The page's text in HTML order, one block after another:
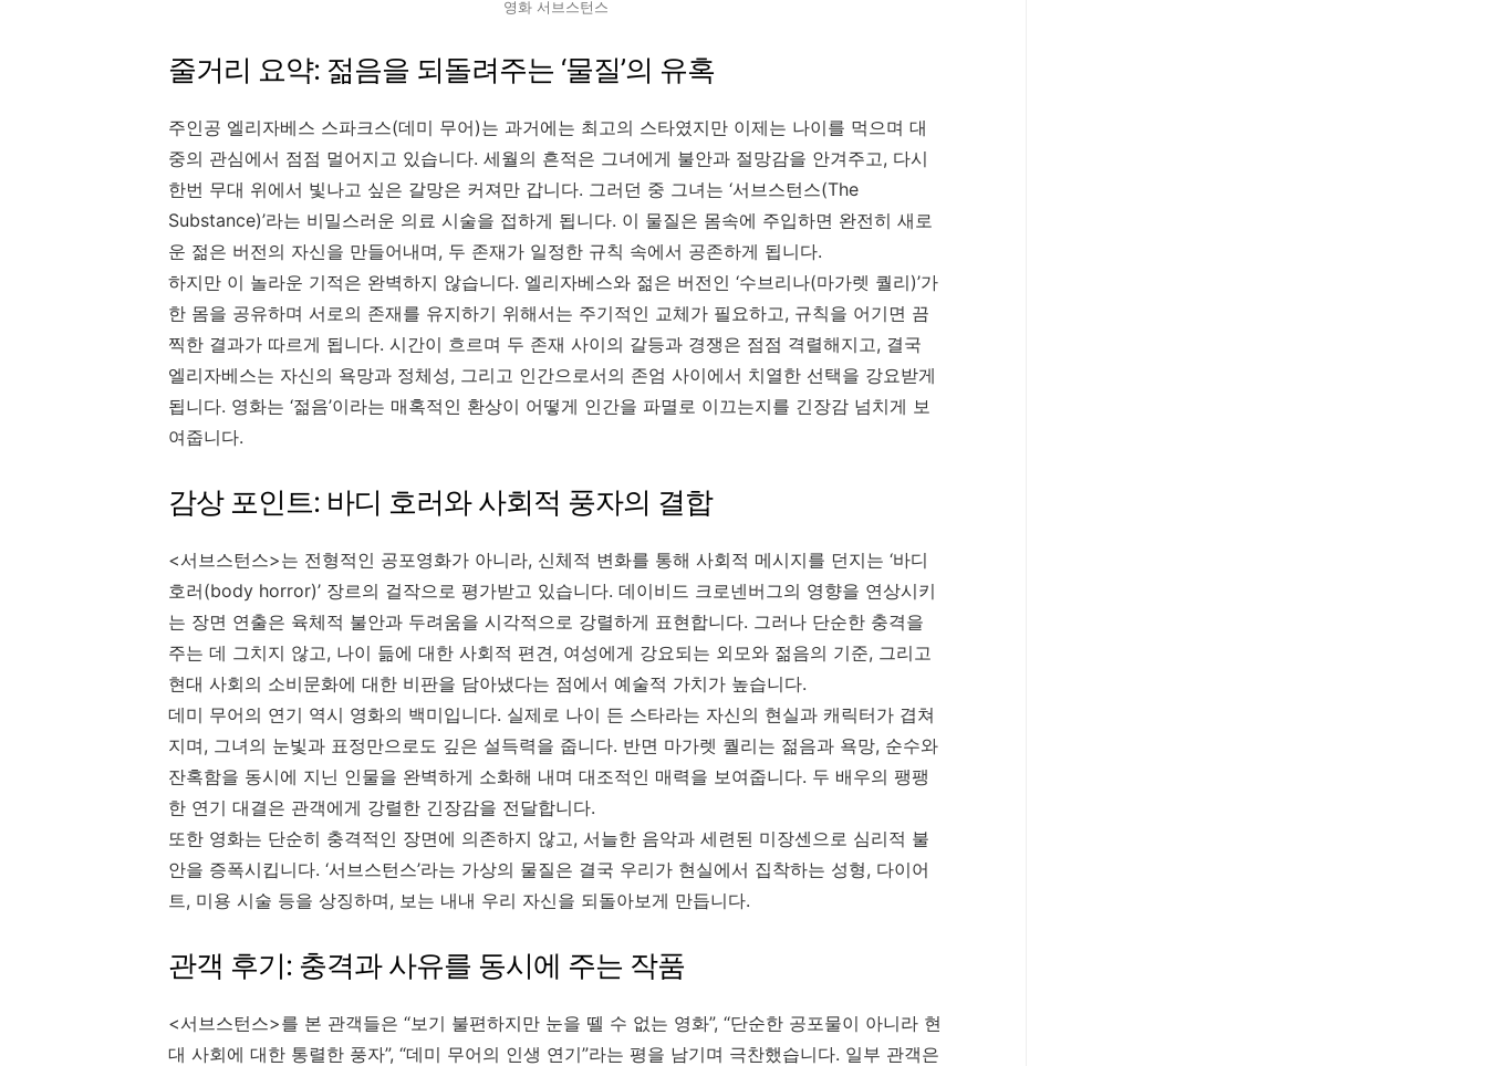
영화 서브스턴스
줄거리 요약: 젊음을 되돌려주는 ‘물질’의 유혹
주인공 엘리자베스 스파크스(데미 무어)는 과거에는 최고의 스타였지만 이제는 나이를 먹으며 대
중의 관심에서 점점 멀어지고 있습니다. 세월의 흔적은 그녀에게 불안과 절망감을 안겨주고, 다시
한번 무대 위에서 빛나고 싶은 갈망은 커져만 갑니다. 그러던 중 그녀는 ‘서브스턴스(The
Substance)’라는 비밀스러운 의료 시술을 접하게 됩니다. 이 물질은 몸속에 주입하면 완전히 새로
운 젊은 버전의 자신을 만들어내며, 두 존재가 일정한 규칙 속에서 공존하게 됩니다.
하지만 이 놀라운 기적은 완벽하지 않습니다. 엘리자베스와 젊은 버전인 ‘수브리나(마가렛 퀄리)’가
한 몸을 공유하며 서로의 존재를 유지하기 위해서는 주기적인 교체가 필요하고, 규칙을 어기면 끔
찍한 결과가 따르게 됩니다. 시간이 흐르며 두 존재 사이의 갈등과 경쟁은 점점 격렬해지고, 결국
엘리자베스는 자신의 욕망과 정체성, 그리고 인간으로서의 존엄 사이에서 치열한 선택을 강요받게
됩니다. 영화는 ‘젊음’이라는 매혹적인 환상이 어떻게 인간을 파멸로 이끄는지를 긴장감 넘치게 보
여줍니다.
감상 포인트: 바디 호러와 사회적 풍자의 결합
<서브스턴스>는 전형적인 공포영화가 아니라, 신체적 변화를 통해 사회적 메시지를 던지는 ‘바디
호러(body horror)’ 장르의 걸작으로 평가받고 있습니다. 데이비드 크로넨버그의 영향을 연상시키
는 장면 연출은 육체적 불안과 두려움을 시각적으로 강렬하게 표현합니다. 그러나 단순한 충격을
주는 데 그치지 않고, 나이 듦에 대한 사회적 편견, 여성에게 강요되는 외모와 젊음의 기준, 그리고
현대 사회의 소비문화에 대한 비판을 담아냈다는 점에서 예술적 가치가 높습니다.
데미 무어의 연기 역시 영화의 백미입니다. 실제로 나이 든 스타라는 자신의 현실과 캐릭터가 겹쳐
지며, 그녀의 눈빛과 표정만으로도 깊은 설득력을 줍니다. 반면 마가렛 퀄리는 젊음과 욕망, 순수와
잔혹함을 동시에 지닌 인물을 완벽하게 소화해 내며 대조적인 매력을 보여줍니다. 두 배우의 팽팽
한 연기 대결은 관객에게 강렬한 긴장감을 전달합니다.
또한 영화는 단순히 충격적인 장면에 의존하지 않고, 서늘한 음악과 세련된 미장센으로 심리적 불
안을 증폭시킵니다. ‘서브스턴스’라는 가상의 물질은 결국 우리가 현실에서 집착하는 성형, 다이어
트, 미용 시술 등을 상징하며, 보는 내내 우리 자신을 되돌아보게 만듭니다.
관객 후기: 충격과 사유를 동시에 주는 작품
<서브스턴스>를 본 관객들은 “보기 불편하지만 눈을 뗄 수 없는 영화”, “단순한 공포물이 아니라 현
대 사회에 대한 통렬한 풍자”, “데미 무어의 인생 연기”라는 평을 남기며 극찬했습니다. 일부 관객은